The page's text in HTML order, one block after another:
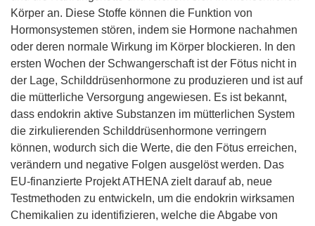
Körper an. Diese Stoffe können die Funktion von
Hormonsystemen stören, indem sie Hormone nachahmen
oder deren normale Wirkung im Körper blockieren. In den
ersten Wochen der Schwangerschaft ist der Fötus nicht in
der Lage, Schilddrüsenhormone zu produzieren und ist auf
die mütterliche Versorgung angewiesen. Es ist bekannt,
dass endokrin aktive Substanzen im mütterlichen System
die zirkulierenden Schilddrüsenhormone verringern
können, wodurch sich die Werte, die den Fötus erreichen,
verändern und negative Folgen ausgelöst werden. Das
EU-finanzierte Projekt ATHENA zielt darauf ab, neue
Testmethoden zu entwickeln, um die endokrin wirksamen
Chemikalien zu identifizieren, welche die Abgabe von